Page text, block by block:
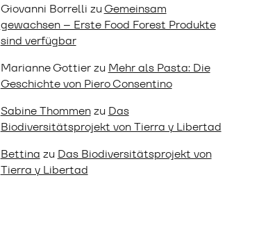
Giovanni Borrelli zuGemeinsam
gewachsen – Erste Food Forest Produkte
sind verfügbar
Marianne Gottierzu Mehr als Pasta: Die
Geschichte von Piero Consentino
Sabine Thommenzu Das
Biodiversitätsprojekt von Tierra y Libertad
Bettina zu Das Biodiversitätsprojekt von
Tierra y Libertad